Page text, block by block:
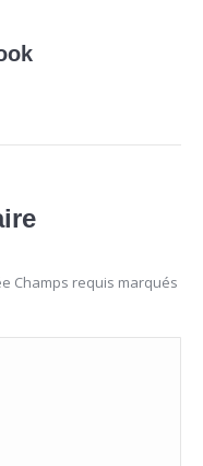
Champs requis marqués